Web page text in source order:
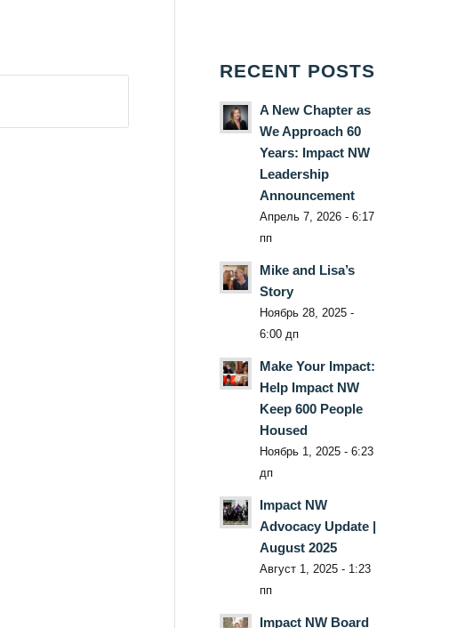
RECENT POSTS
A New Chapter as
We Approach 60
Years: Impact NW
Leadership
Announcement
Апрель 7, 2026 - 6:17
пп
Mike and Lisa’s
Story
Ноябрь 28, 2025 -
6:00 дп
Make Your Impact:
Help Impact NW
Keep 600 People
Housed
Ноябрь 1, 2025 - 6:23
дп
Impact NW
Advocacy Update |
August 2025
Август 1, 2025 - 1:23
пп
Impact NW Board